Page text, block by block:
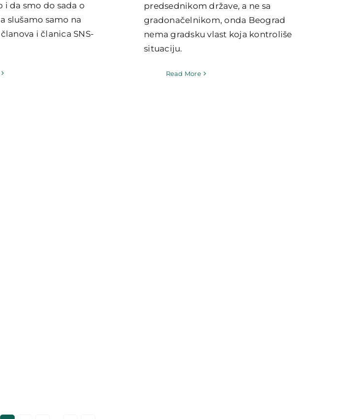
predsednikom države, a ne sa
gradonačelnikom, onda Beograd
nema gradsku vlast koja kontroliše
situaciju.
Read More
i da smo do sada o
slušamo samo na
i članica SNS-